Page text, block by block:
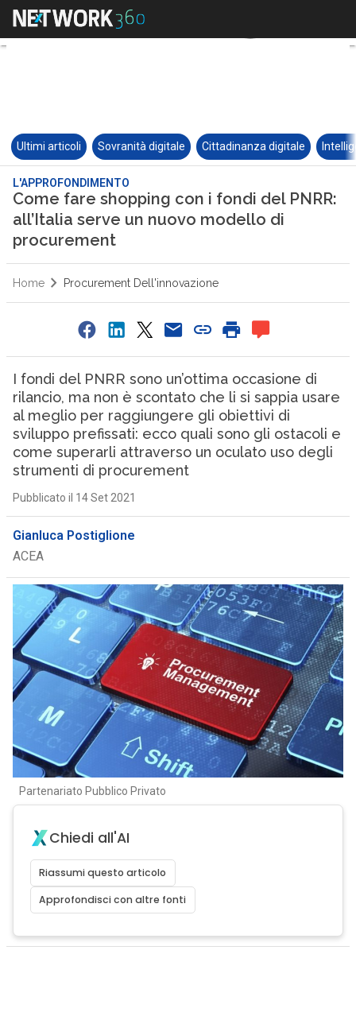
Ultimi articoli Sovranità digitale Cittadinanza digitale
L'APPROFONDIMENTO
Come fare shopping con i fondi del PNRR:
all’Italia serve un nuovo modello di
procurement
Home Procurement Dell'innovazione
I fondi del PNRR sono un’ottima occasione di
rilancio, ma non è scontato che li si sappia usare
al meglio per raggiungere gli obiettivi di
sviluppo prefissati: ecco quali sono gli ostacoli e
come superarli attraverso un oculato uso degli
strumenti di procurement
Pubblicato il 14 Set 2021
Gianluca Postiglione
ACEA
Partenariato Pubblico Privato
Chiedi all'AI
Riassumi questo articolo
Approfondisci con altre fonti